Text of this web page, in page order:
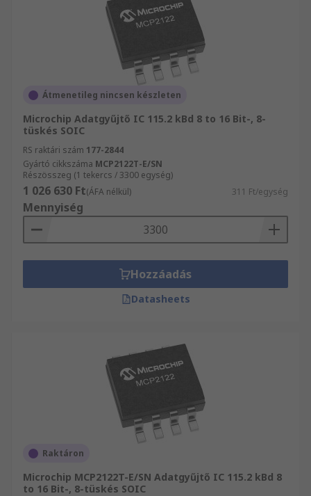
Átmenetileg nincsen készleten
Microchip Adatgyűjtő IC 115.2 kBd 8 to 16 Bit-, 8-
tüskés SOIC
RS raktári szám 177-2844
Gyártó cikkszáma MCP2122T-E/SN
Részösszeg (1 tekercs / 3300 egység)
1 026 630 Ft(ÁFA nélkül) 311 Ft/egység
Mennyiség
Hozzáadás
Datasheets
Raktáron
Microchip MCP2122T-E/SN Adatgyűjtő IC 115.2 kBd 8
to 16 Bit-, 8-tüskés SOIC